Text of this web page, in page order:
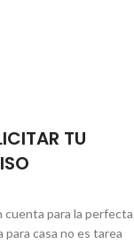
TU
para la perfecta
para casa no es tarea